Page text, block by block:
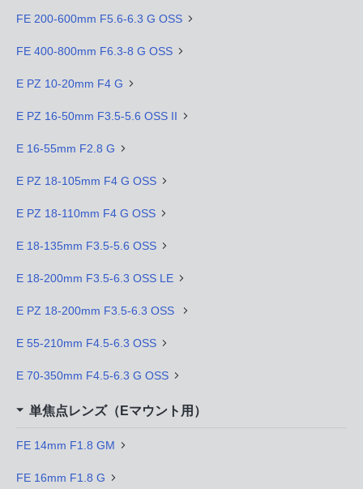
FE 200-600mm F5.6-6.3 G OSS
FE 400-800mm F6.3-8 G OSS
E PZ 10-20mm F4 G
E PZ 16-50mm F3.5-5.6 OSS II
E 16-55mm F2.8 G
E PZ 18-105mm F4 G OSS
E PZ 18-110mm F4 G OSS
E 18-135mm F3.5-5.6 OSS
E 18-200mm F3.5-6.3 OSS LE
E PZ 18-200mm F3.5-6.3 OSS
E 55-210mm F4.5-6.3 OSS
E 70-350mm F4.5-6.3 G OSS
単焦点レンズ（Eマウント用）
FE 14mm F1.8 GM
FE 16mm F1.8 G